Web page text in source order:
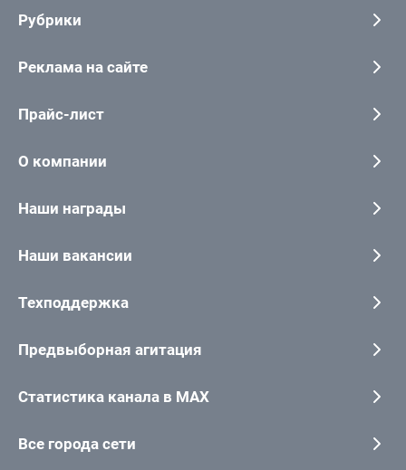
Рубрики
Реклама на сайте
Прайс-лист
О компании
Наши награды
Наши вакансии
Техподдержка
Предвыборная агитация
Статистика канала в MAX
Все города сети